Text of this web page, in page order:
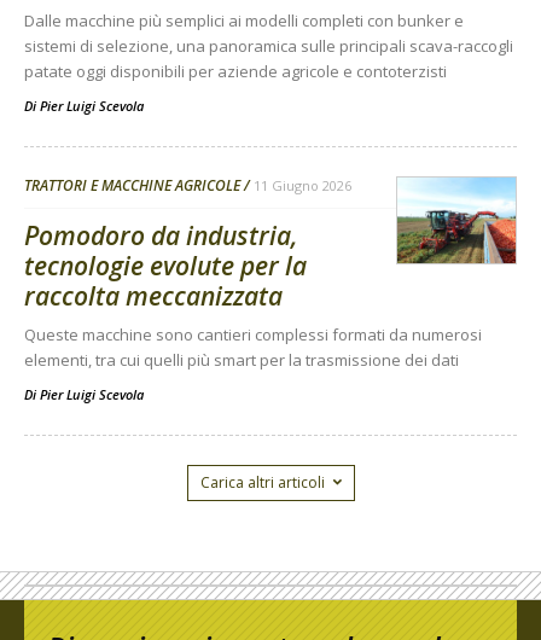
Dalle macchine più semplici ai modelli completi con bunker e
sistemi di selezione, una panoramica sulle principali scava-raccogli
patate oggi disponibili per aziende agricole e contoterzisti
Di Pier Luigi Scevola
TRATTORI E MACCHINE AGRICOLE 11 Giugno 2026
Pomodoro da industria,
tecnologie evolute per la
raccolta meccanizzata
Queste macchine sono cantieri complessi formati da numerosi
elementi, tra cui quelli più smart per la trasmissione dei dati
Di Pier Luigi Scevola
Carica altri articoli